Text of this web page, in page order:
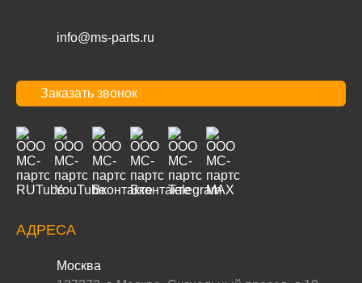
info@ms-parts.ru
Заказать звонок
АДРЕСА
Москва